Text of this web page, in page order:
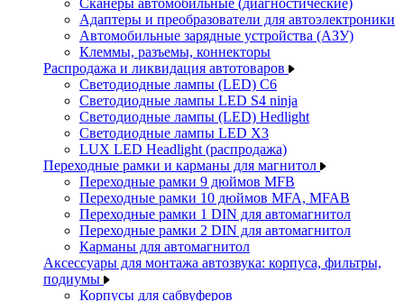
Сканеры автомобильные (диагностические)
Адаптеры и преобразователи для автоэлектроники
Автомобильные зарядные устройства (АЗУ)
Клеммы, разъемы, коннекторы
Распродажа и ликвидация автотоваров
Светодиодные лампы (LED) C6
Светодиодные лампы LED S4 ninja
Светодиодные лампы (LED) Hedlight
Светодиодные лампы LED X3
LUX LED Headlight (распродажа)
Переходные рамки и карманы для магнитол
Переходные рамки 9 дюймов MFB
Переходные рамки 10 дюймов MFA, MFAB
Переходные рамки 1 DIN для автомагнитол
Переходные рамки 2 DIN для автомагнитол
Карманы для автомагнитол
Аксессуары для монтажа автозвука: корпуса, фильтры,
подиумы
Корпусы для сабвуферов